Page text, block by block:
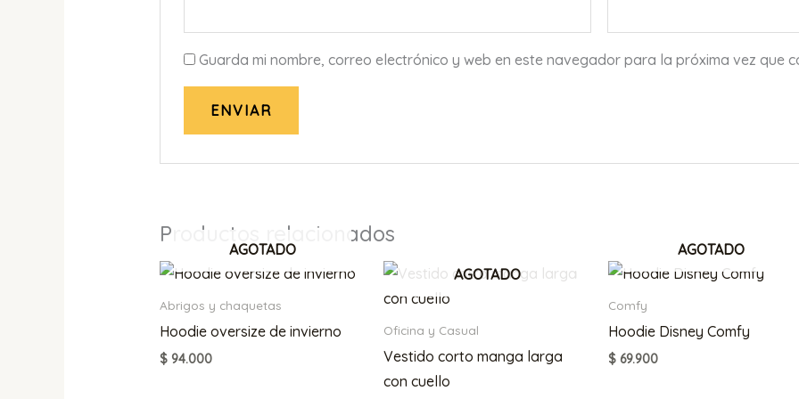
Guarda mi nombre, correo electrónico y web en este navegador para la próxima vez que
Productos relacionados
AGOTADO
Abrigos y chaquetas
Hoodie oversize de invierno
$94.000
AGOTADO
Oficina y Casual
Vestido corto manga larga
con cuello
AGOTADO
Comfy
Hoodie Disney Comfy
$ 69.900